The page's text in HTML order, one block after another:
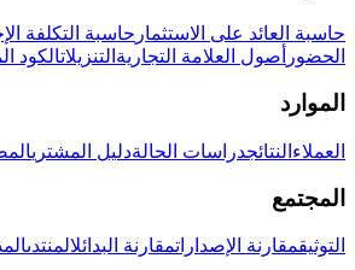
حاسبة العائد على الاستثمار حاسبة التكلفة
الحضور أصول العلامة التجارية التنزيلاتالكود
الموارد
العملاء النتائجدراسات الحالةدليل المشتري
المجتمع
التوثيقمقارنة الإصداراتمقارنة البدائلالمنتدى